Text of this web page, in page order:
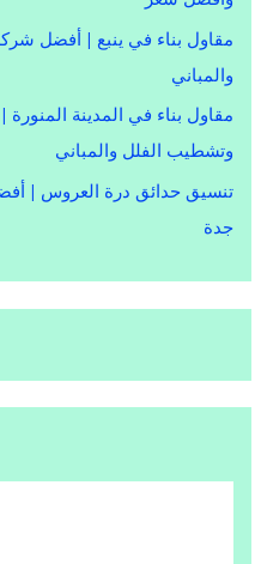
مقاول بناء في ينبع | أفضل
والمباني
مقاول بناء في المدينة
وتشطيب الفلل والمباني
تنسيق حدائق درة العروس |
جدة